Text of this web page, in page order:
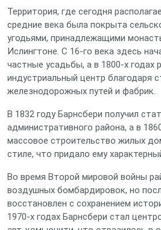
Территория, где сегодня
средние века была покрыта
угодьями, принадлежащими
Ислингтоне. С 16‑го века здесь
частные усадьбы, а в 1800‑х годах
индустриальный центр благодаря
железнодорожных путей и фабрик.
В 1832 году Барнсбери получил
административного района, а в
массовое строительство жилых
стиле, что придало ему
Во время Второй мировой войны
воздушных бомбардировок, но
восстановлен с сохранением
1970‑х годах Барнсбери стал